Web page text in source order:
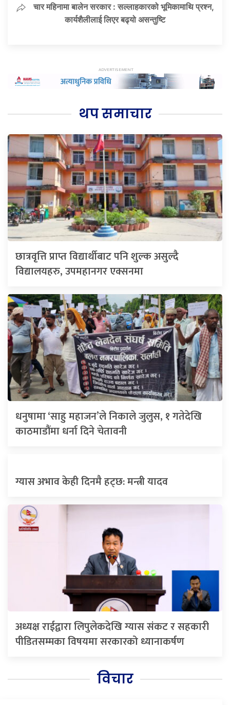
चार महिनामा बालेन सरकार : सल्लाहकारको भूमिकामाथि प्रश्न,
कार्यशैलीलाई लिएर बढ्यो असन्तुष्टि
थप समाचार
छात्रवृत्ति प्राप्त विद्यार्थीबाट पनि शुल्क असुल्दै
विद्यालयहरु, उपमहानगर एक्सनमा
धनुषामा ‘साहु महाजन’ले निकाले जुलुस, १ गतेदेखि
काठमाडौंमा धर्ना दिने चेतावनी
ग्यास अभाव केही दिनमै हट्छ: मन्त्री यादव
अध्यक्ष राईद्वारा लिपुलेकदेखि ग्यास संकट र सहकारी
पीडितसम्मका विषयमा सरकारको ध्यानाकर्षण
विचार